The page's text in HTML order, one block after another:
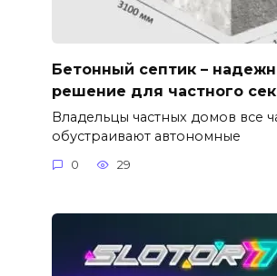
Бетонный септик –
решение для частного
Владельцы частных домов все
обустраивают автономные
0 29